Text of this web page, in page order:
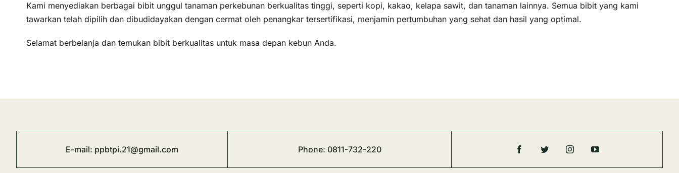
Kami menyediakan berbagai bibit unggul tanaman perkebunan berkualitas tinggi, seperti kopi, kakao, kelapa sawit, dan tanaman lainnya. Semua bibit yang kami
tawarkan telah dipilih dan dibudidayakan dengan cermat oleh penangkar tersertifikasi, menjamin pertumbuhan yang sehat dan hasil yang optimal.
Selamat berbelanja dan temukan bibit berkualitas untuk masa depan kebun Anda.
E-mail: ppbtpi.21@gmail.com Phone: 0811-732-220